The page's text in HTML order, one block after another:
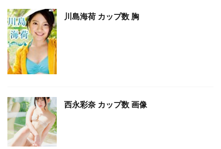
川島海荷 カップ数 胸
西永彩奈 カップ数 画像